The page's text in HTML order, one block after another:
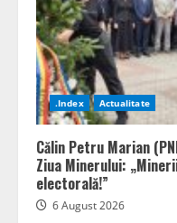
.Index Actualitate
Călin Petru Marian
Ziua Minerului:
electorală!”
6 August 2026